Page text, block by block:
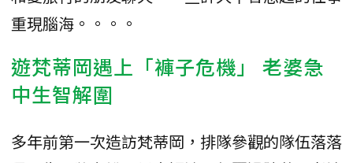
重現腦海。。。。
遊梵蒂岡遇上「褲子危機」 老婆急
中生智解圍
多年前第一次造訪梵蒂岡，排隊參觀的隊伍落落